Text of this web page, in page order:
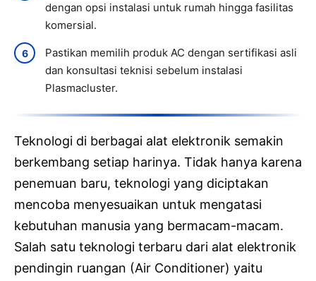
dengan opsi instalasi untuk rumah hingga fasilitas
komersial.
Pastikan memilih produk AC dengan sertifikasi asli
dan konsultasi teknisi sebelum instalasi
Plasmacluster.
Teknologi di berbagai alat elektronik semakin
berkembang setiap harinya. Tidak hanya karena
penemuan baru, teknologi yang diciptakan
mencoba menyesuaikan untuk mengatasi
kebutuhan manusia yang bermacam-macam.
Salah satu teknologi terbaru dari alat elektronik
pendingin ruangan (Air Conditioner) yaitu